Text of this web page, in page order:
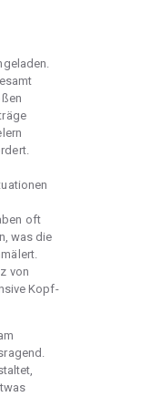
oft
was die
von
Kopf-